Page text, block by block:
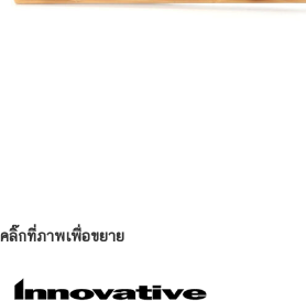
คลิ๊กที่ภาพเพื่อขยาย